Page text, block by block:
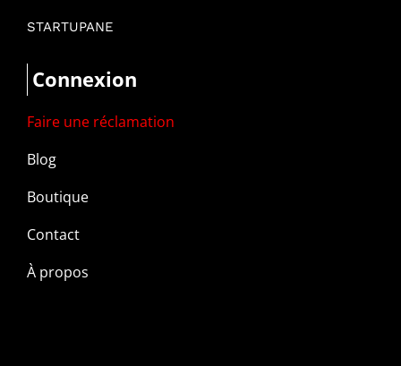
STARTUPANE
Connexion
Faire une réclamation
Blog
Boutique
Contact
À propos